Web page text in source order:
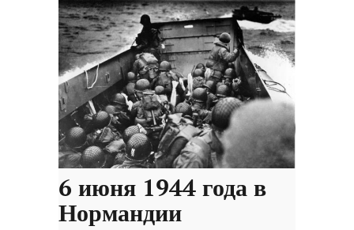
6 июня 1944 года в
Нормандии